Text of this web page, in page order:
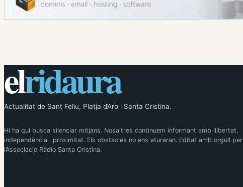
elridaura
Actualitat de Sant Feliu, Platja d’Aro i Santa Cristina.
Hi ha qui busca silenciar mitjans. Nosaltres continuem informant amb llibertat,
independència i proximitat. Els obstacles no ens aturaran. Editat amb orgull per
l’Associació Ràdio Santa Cristina.